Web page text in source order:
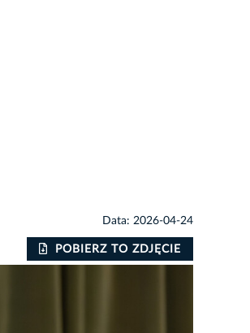
Data: 2026-04-24
POBIERZ TO ZDJĘCIE